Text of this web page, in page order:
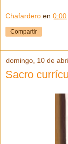
Chafardero en 0:00
Compartir
domingo, 10 de
Sacro